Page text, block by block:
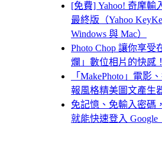
[免費] Yahoo! 奇摩輸
最終版（Yahoo
Windows 與 Mac）
Photo Chop 讓你享受
爛」數位相片的快感！
「MakePhoto」電影
報風格精美圖文產生
免記憶、免輸入密碼
就能快速登入 Google